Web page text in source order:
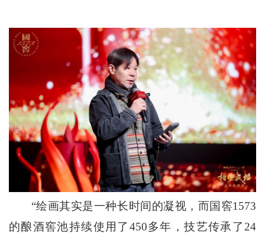
“绘画其实是一种长时间的凝视，而国窖1573
的酿酒窖池持续使用了450多年，技艺传承了24